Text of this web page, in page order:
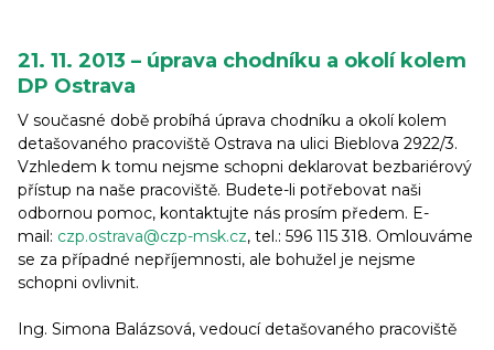
21. 11. 2013 – úprava chodníku a okolí kolem
DP Ostrava
V současné době probíhá úprava chodníku a okolí kolem
detašovaného pracoviště Ostrava na ulici Bieblova 2922/3.
Vzhledem k tomu nejsme schopni deklarovat bezbariérový
přístup na naše pracoviště. Budete-li potřebovat naši
odbornou pomoc, kontaktujte nás prosím předem. E-
mail: czp.ostrava@czp-msk.cz, tel.: 596 115 318. Omlouváme
se za případné nepříjemnosti, ale bohužel je nejsme
schopni ovlivnit.
Ing. Simona Balázsová, vedoucí detašovaného pracoviště